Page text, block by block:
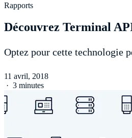
Rapports
Découvrez Terminal
Optez pour cette technologie
11 avril, 2018
· 3 minutes